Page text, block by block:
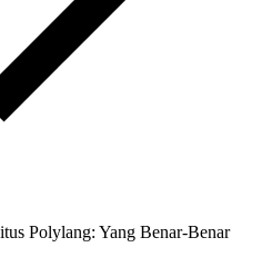
Polylang: Yang Benar-Benar